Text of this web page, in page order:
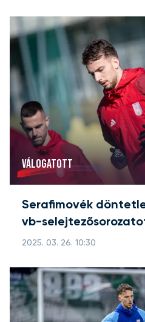
VÁLOGATOTT
Serafimovék
vb-
2025. 03. 26. 10:30